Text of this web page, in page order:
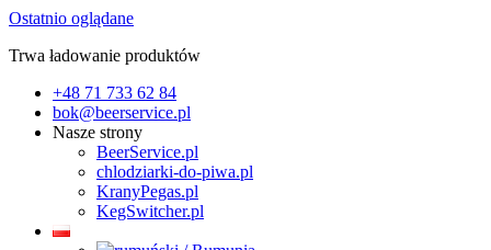
Ostatnio oglądane
Trwa ładowanie produktów
+48 71 733 62 84
bok@beerservice.pl
Nasze strony
BeerService.pl
chlodziarki-do-piwa.pl
KranyPegas.pl
KegSwitcher.pl